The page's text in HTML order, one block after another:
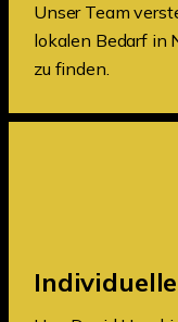
Unser Team
lokalen Bedarf in
zu finden.